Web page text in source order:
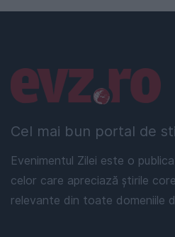
Cel mai bun portal de
Evenimentul Zilei este o
celor care apreciază știrile
relevante din toate domeniile
Linkuri utile